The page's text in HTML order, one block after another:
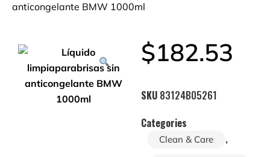
anticongelante BMW 1000ml
$182.53
SKU 83124B05261
Categories
Clean & Care ,